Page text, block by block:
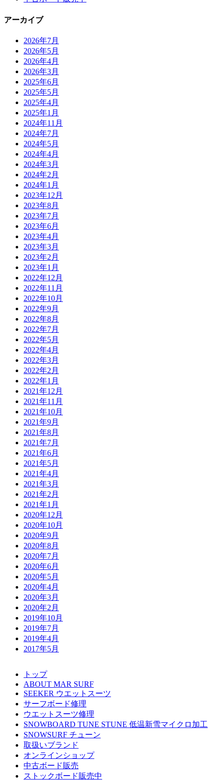
アーカイブ
2026年7月
2026年5月
2026年4月
2026年3月
2025年6月
2025年5月
2025年4月
2025年1月
2024年11月
2024年7月
2024年5月
2024年4月
2024年3月
2024年2月
2024年1月
2023年12月
2023年8月
2023年7月
2023年6月
2023年4月
2023年3月
2023年2月
2023年1月
2022年12月
2022年11月
2022年10月
2022年9月
2022年8月
2022年7月
2022年5月
2022年4月
2022年3月
2022年2月
2022年1月
2021年12月
2021年11月
2021年10月
2021年9月
2021年8月
2021年7月
2021年6月
2021年5月
2021年4月
2021年3月
2021年2月
2021年1月
2020年12月
2020年10月
2020年9月
2020年8月
2020年7月
2020年6月
2020年5月
2020年4月
2020年3月
2020年2月
2019年10月
2019年7月
2019年4月
2017年5月
トップ
ABOUT MAR SURF
SEEKER ウエットスーツ
サーフボード修理
ウエットスーツ修理
SNOWBOARD TUNE STUNE 低温新雪マイクロ加工
SNOWSURF チューン
取扱いブランド
オンラインショップ
中古ボード販売
ストックボード販売中